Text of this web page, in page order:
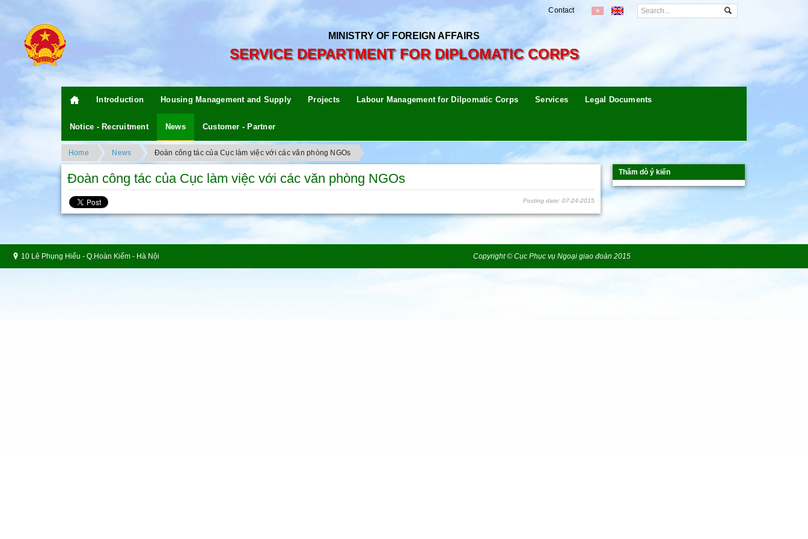
Contact
MINISTRY OF FOREIGN AFFAIRS
SERVICE DEPARTMENT FOR DIPLOMATIC CORPS
Introduction Housing Management and Supply Projects Labour Management for Dilpomatic Corps Services Legal Documents
Notice - Recruitment News Customer - Partner
Home News Đoàn công tác của Cục làm việc với các văn phòng NGOs
Đoàn công tác của Cục làm việc với các văn phòng NGOs
Posting date: 07-24-2015
Thăm dò ý kiến
10 Lê Phụng Hiểu - Q.Hoàn Kiếm - Hà Nội Copyright © Cục Phục vụ Ngoại giao đoàn 2015